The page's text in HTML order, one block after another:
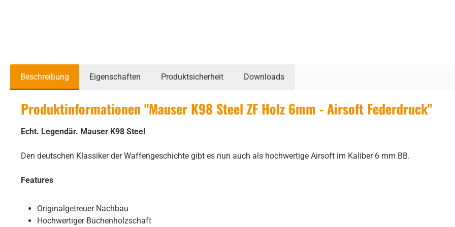
Beschreibung Eigenschaften Produktsicherheit Downloads
Produktinformationen "Mauser K98 Steel ZF Holz 6mm - Airsoft Federdruck"
Echt. Legendär. Mauser K98 Steel
Den deutschen Klassiker der Waffengeschichte gibt es nun auch als hochwertige Airsoft im Kaliber 6 mm BB.
Features
Originalgetreuer Nachbau
Hochwertiger Buchenholzschaft